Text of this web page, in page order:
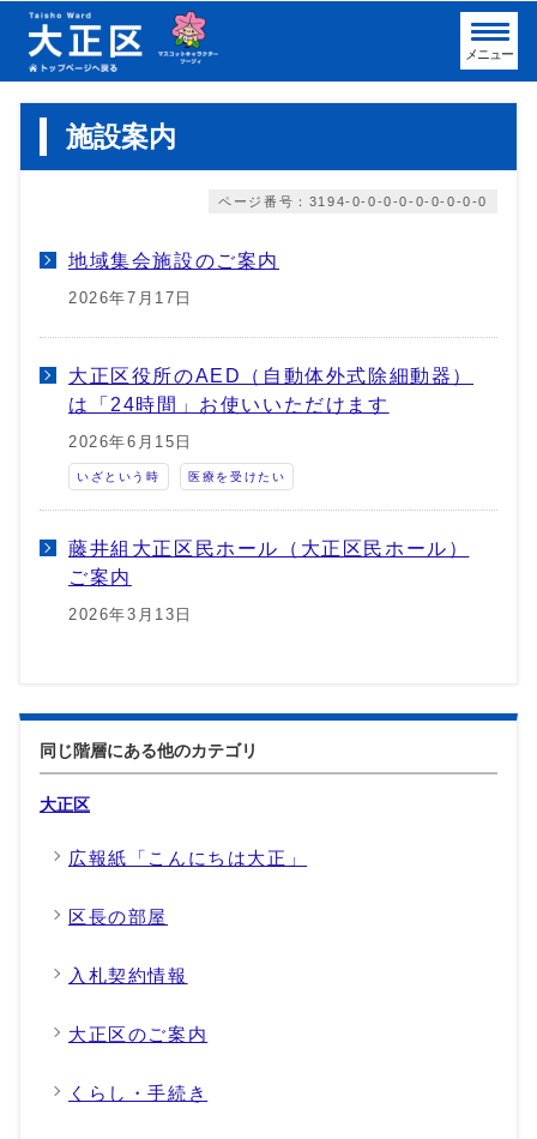
メニュー
施設案内
ページ番号：3194-0-0-0-0-0-0-0-0-0
地域集会施設のご案内
2026年7月17日
大正区役所のAED（自動体外式除細動器）
は「24時間」お使いいただけます
2026年6月15日
いざという時 医療を受けたい
藤井組大正区民ホール（大正区民ホール）
ご案内
2026年3月13日
同じ階層にある他のカテゴリ
大正区
広報紙「こんにちは大正」
区長の部屋
入札契約情報
大正区のご案内
くらし・手続き